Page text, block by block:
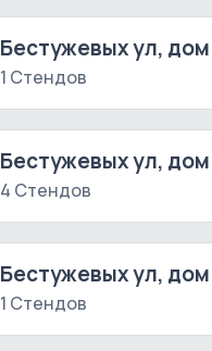
Бестужевых ул,
1 Стендов
Бестужевых ул,
4 Стендов
Бестужевых ул,
1 Стендов